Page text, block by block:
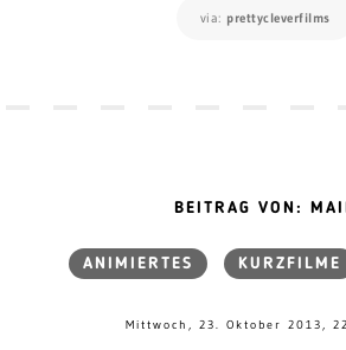
via: prettycleverfilms
BEITRAG VON:
ANIMIERTES KURZFILME
Mittwoch, 23. Oktober 2013,